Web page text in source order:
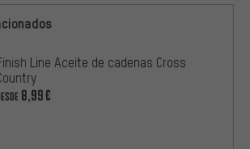
Line Aceite de cadenas Cross
8,99€